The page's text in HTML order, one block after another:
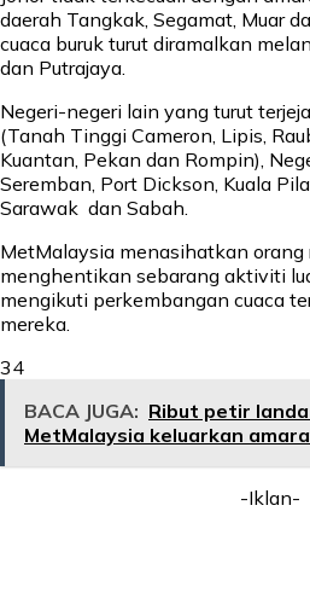
daerah Tangkak, Segamat, Muar
cuaca buruk turut diramalkan
dan Putrajaya.
Negeri-negeri lain yang turut
(Tanah Tinggi Cameron, Lipis,
Kuantan, Pekan dan Rompin),
Seremban, Port Dickson, Kuala
Sarawak dan Sabah.
MetMalaysia menasihatkan orang
menghentikan sebarang aktiviti
mengikuti perkembangan cuaca
mereka.
34
BACA JUGA: Ribut petir
MetMalaysia keluarkan
-Iklan-